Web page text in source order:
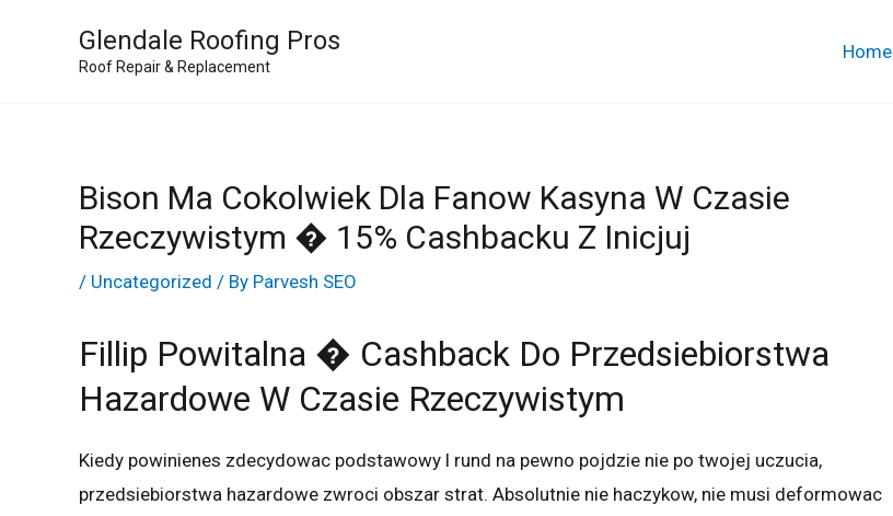
Glendale Roofing Pros
Roof Repair & Replacement
Home
Bison Ma Cokolwiek Dla Fanow Kasyna W Czasie
Rzeczywistym � 15% Cashbacku Z Inicjuj
/ Uncategorized / By Parvesh SEO
Fillip Powitalna � Cashback Do Przedsiebiorstwa
Hazardowe W Czasie Rzeczywistym
Kiedy powinienes zdecydowac podstawowy l rund na pewno pojdzie nie po twojej uczucia,
przedsiebiorstwa hazardowe zwroci obszar strat. Absolutnie nie haczykow, nie musi deformowac